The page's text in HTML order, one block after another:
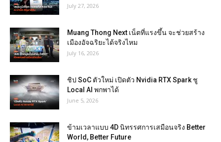
July 27, 2026
Muang Thong Next เน็ตที่แรงขึ้น จะช่วยสร้าง
เมืองอัจฉริยะได้จริงไหม
July 16, 2026
ชิป SoC ตัวใหม่ เปิดตัว Nvidia RTX Spark ชู
Local AI พกพาได้
June 5, 2026
ข้ามเวลาแบบ 4D นิทรรศการเสมือนจริง Better
World, Better Future